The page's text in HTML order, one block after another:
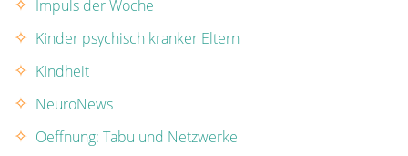
Impuls der Woche
Kinder psychisch kranker Eltern
Kindheit
NeuroNews
Oeffnung: Tabu und Netzwerke